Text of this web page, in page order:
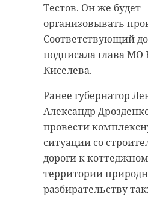
Тестов. Он же будет
организовывать
Соответствующий
подписала глава МО
Киселева.
Ранее губернатор
Александр
провести
ситуации со
дороги к
территории
разбирательству